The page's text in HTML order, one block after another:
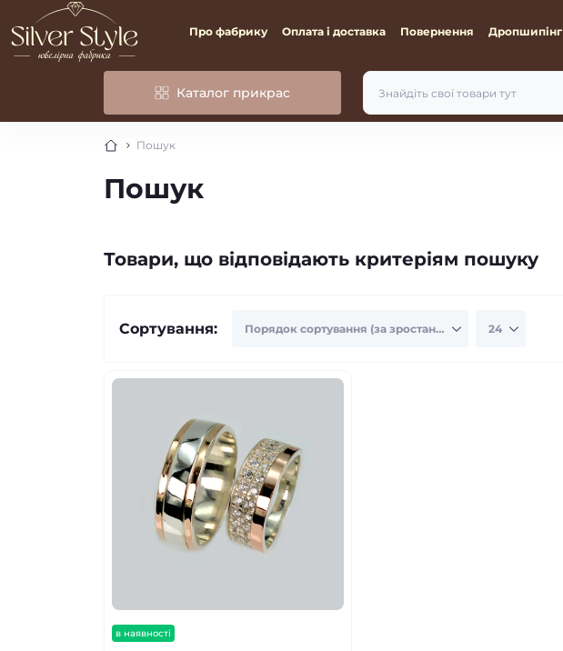
Про фабрику Оплата і доставка Повернення Дропшипінг
Каталог прикрас
Пошук
Пошук
Товари, що відповідають критеріям пошуку
Сортування:
в наявності